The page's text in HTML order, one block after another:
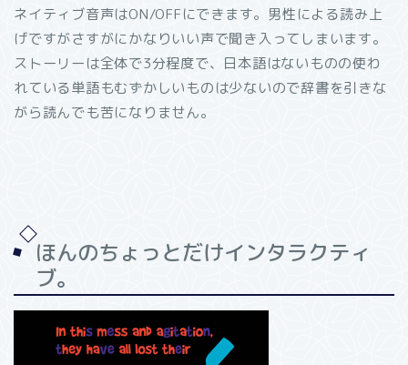
ネイティブ音声はON/OFFにできます。男性による読み上
げですがさすがにかなりいい声で聞き入ってしまいます。
ストーリーは全体で3分程度で、日本語はないものの使わ
れている単語もむずかしいものは少ないので辞書を引きな
がら読んでも苦になりません。
ほんのちょっとだけインタラクティ
ブ。